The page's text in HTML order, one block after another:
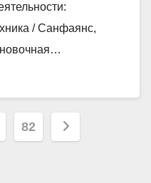
/ Санфаянс,
82